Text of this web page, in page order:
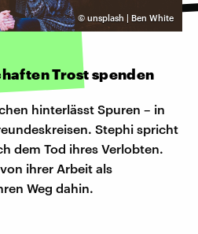
© unsplash | Ben White
Trost spenden
hinterlässt Spuren – in
Stephi spricht
dem Tod ihres Verlobten.
ihrer Arbeit als
Weg dahin.